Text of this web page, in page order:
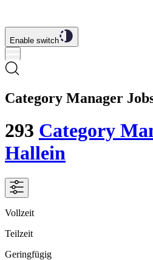
Enable switch
Category Manager
293 Category
Hallein
Vollzeit
Teilzeit
Geringfügig